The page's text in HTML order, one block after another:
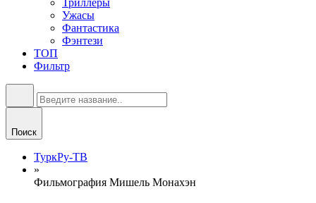
Триллеры
Ужасы
Фантастика
Фэнтези
ТОП
Фильтр
Поиск
ТуркРу-ТВ
»
Фильмография Мишель Монахэн